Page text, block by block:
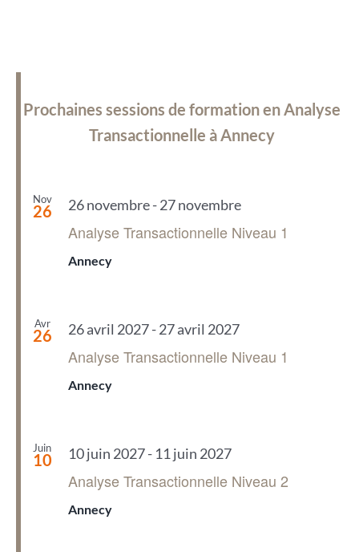
Prochaines sessions de formation en Analyse
Transactionnelle à Annecy
Nov
26 26 novembre-27 novembre
Analyse Transactionnelle Niveau 1
Annecy
Avr
26 26 avril 2027-27 avril 2027
Analyse Transactionnelle Niveau 1
Annecy
Juin
10 10 juin 2027- 11 juin 2027
Analyse Transactionnelle Niveau 2
Annecy